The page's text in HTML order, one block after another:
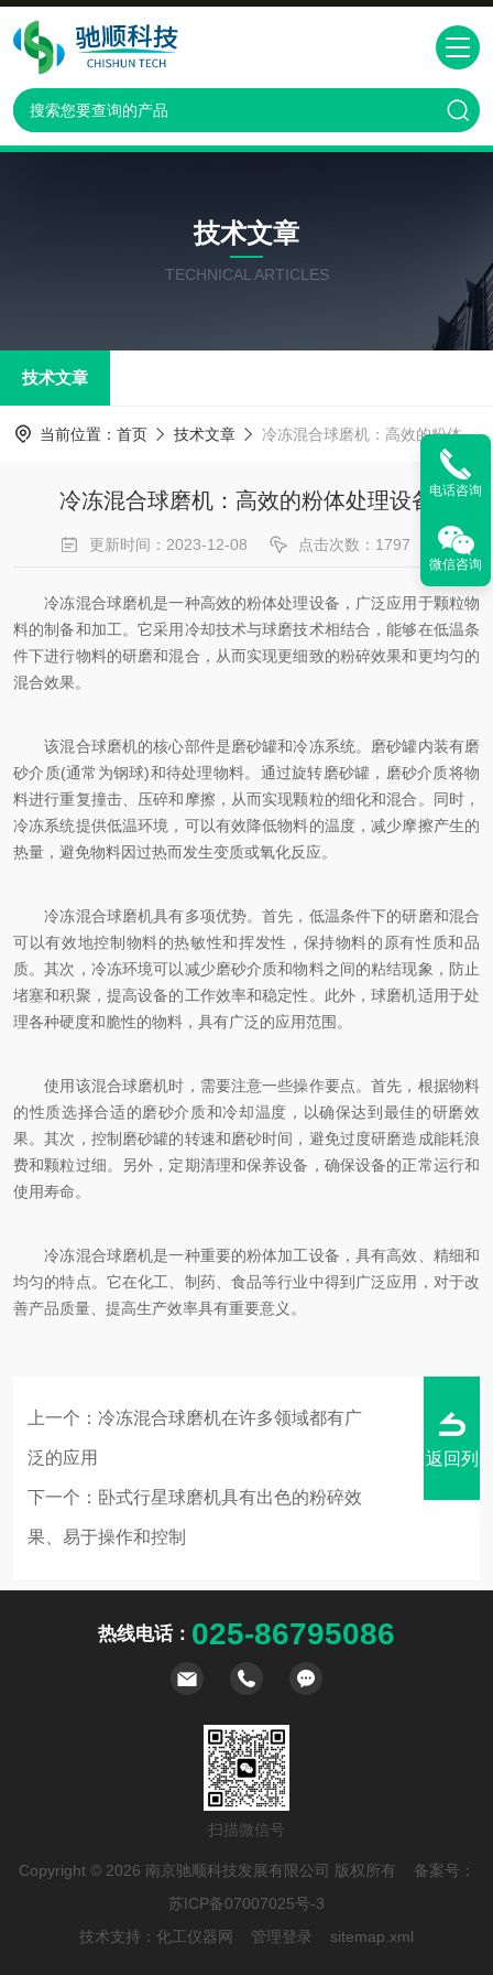
技术文章
TECHNICAL ARTICLES
技术文章
当前位置： 首页 技术文章 冷冻混合球磨机：高效的粉体处理设备
冷冻混合球磨机：高效的粉体处理设备
更新时间：2023-12-08 点击次数：1797
冷冻混合球磨机是一种高效的粉体处理设备，广泛应用于颗粒物
料的制备和加工。它采用冷却技术与球磨技术相结合，能够在低温条
件下进行物料的研磨和混合，从而实现更细致的粉碎效果和更均匀的
混合效果。
该混合球磨机的核心部件是磨砂罐和冷冻系统。磨砂罐内装有磨
砂介质(通常为钢球)和待处理物料。通过旋转磨砂罐，磨砂介质将物
料进行重复撞击、压碎和摩擦，从而实现颗粒的细化和混合。同时，
冷冻系统提供低温环境，可以有效降低物料的温度，减少摩擦产生的
热量，避免物料因过热而发生变质或氧化反应。
冷冻混合球磨机具有多项优势。首先，低温条件下的研磨和混合
可以有效地控制物料的热敏性和挥发性，保持物料的原有性质和品
质。其次，冷冻环境可以减少磨砂介质和物料之间的粘结现象，防止
堵塞和积聚，提高设备的工作效率和稳定性。此外，球磨机适用于处
理各种硬度和脆性的物料，具有广泛的应用范围。
使用该混合球磨机时，需要注意一些操作要点。首先，根据物料
的性质选择合适的磨砂介质和冷却温度，以确保达到最佳的研磨效
果。其次，控制磨砂罐的转速和磨砂时间，避免过度研磨造成能耗浪
费和颗粒过细。另外，定期清理和保养设备，确保设备的正常运行和
使用寿命。
冷冻混合球磨机是一种重要的粉体加工设备，具有高效、精细和
均匀的特点。它在化工、制药、食品等行业中得到广泛应用，对于改
善产品质量、提高生产效率具有重要意义。
上一个： 冷冻混合球磨机在许多领域都有广
泛的应用
下一个： 卧式行星球磨机具有出色的粉碎效
果、易于操作和控制
返回列
热线电话： 025-86795086
扫描微信号
Copyright © 2026 南京驰顺科技发展有限公司 版权所有 备案号：
苏ICP备07007025号-3
技术支持： 化工仪器网 管理登录 sitemap.xml
电话咨询
微信咨询